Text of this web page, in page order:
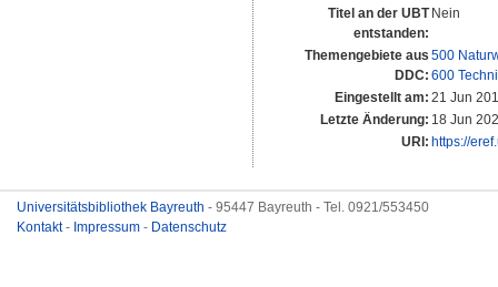
Titel an der UBT
entstanden:
Nein
Themengebiete aus
DDC:
500
600
Eingestellt am: 21 Jun
Letzte Änderung: 18 Jun
URI: https://
Universitätsbibliothek Bayreuth - 95447 Bayreuth - Tel. 0921/553450
Kontakt- Impressum - Datenschutz